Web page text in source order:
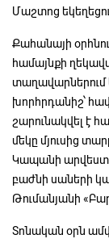
Մաշտոց
Քահանայի
համայնքի
տաղավարներում
խորհրդանիշ՝
շարունակվել է
մեկը մյուսից
Կապանի
բաժնի սաների
Թումանյանի
Տոնական օրն